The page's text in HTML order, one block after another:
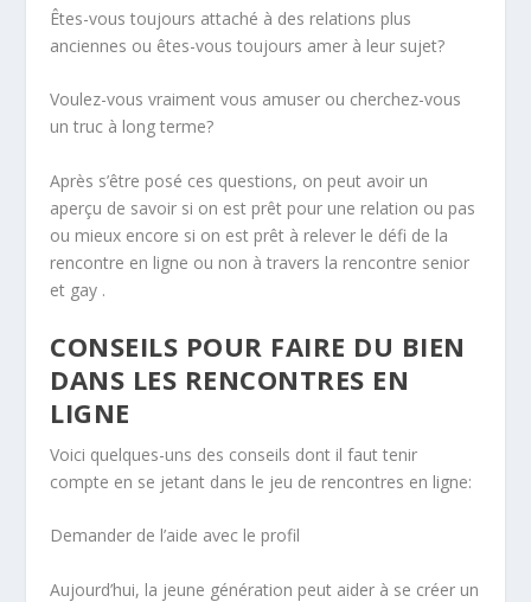
Êtes-vous toujours attaché à des relations plus
anciennes ou êtes-vous toujours amer à leur sujet?
Voulez-vous vraiment vous amuser ou cherchez-vous
un truc à long terme?
Après s’être posé ces questions, on peut avoir un
aperçu de savoir si on est prêt pour une relation ou pas
ou mieux encore si on est prêt à relever le défi de la
rencontre en ligne ou non à travers la rencontre senior
et gay .
CONSEILS POUR FAIRE DU BIEN
DANS LES RENCONTRES EN
LIGNE
Voici quelques-uns des conseils dont il faut tenir
compte en se jetant dans le jeu de rencontres en ligne:
Demander de l’aide avec le profil
Aujourd’hui, la jeune génération peut aider à se créer un